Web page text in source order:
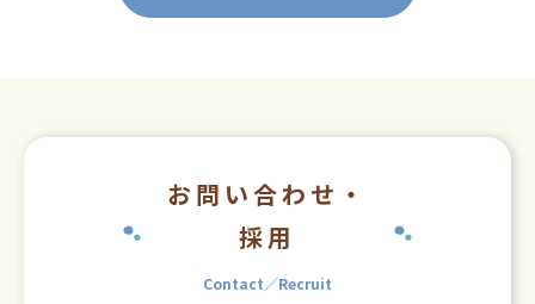
お問い合わせ・
採用
Contact／Recruit